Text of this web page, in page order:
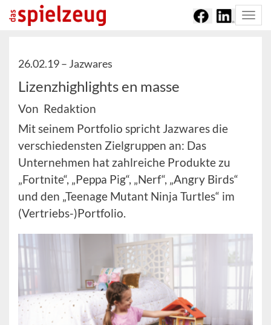
26.02.19 – Jazwares
Lizenzhighlights en masse
Von Redaktion
Mit seinem Portfolio spricht Jazwares die
verschiedensten Zielgruppen an: Das
Unternehmen hat zahlreiche Produkte zu
„Fortnite“, „Peppa Pig“, „Nerf“, „Angry Birds“
und den „Teenage Mutant Ninja Turtles“ im
(Vertriebs-)Portfolio.